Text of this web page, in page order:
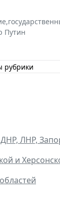
,
Путин
рубрики
ЛНР,
и